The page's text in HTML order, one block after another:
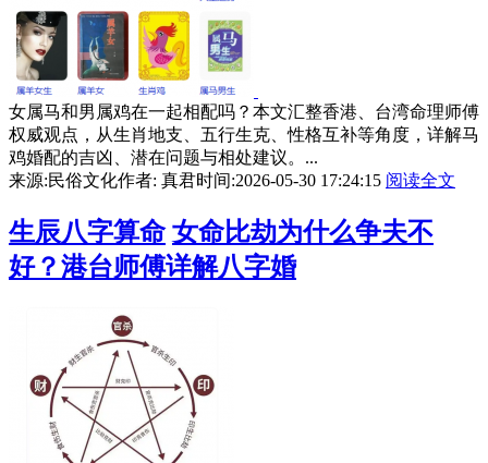
女属马和男属鸡在一起相配吗？本文汇整香港、台湾命理师傅
权威观点，从生肖地支、五行生克、性格互补等角度，详解马
鸡婚配的吉凶、潜在问题与相处建议。...
来源:民俗文化作者: 真君时间:2026-05-30 17:24:15 阅读全文
生辰八字算命 女命比劫为什么争夫不
好？港台师傅详解八字婚